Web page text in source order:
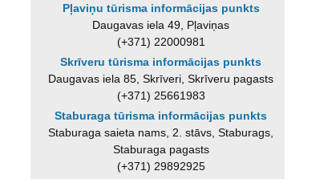
Pļaviņu tūrisma informācijas punkts
Daugavas iela 49, Pļaviņas
(+371) 22000981
Skrīveru tūrisma informācijas punkts
Daugavas iela 85, Skrīveri, Skrīveru pagasts
(+371) 25661983
Staburaga tūrisma informācijas punkts
Staburaga saieta nams, 2. stāvs, Staburags,
Staburaga pagasts
(+371) 29892925